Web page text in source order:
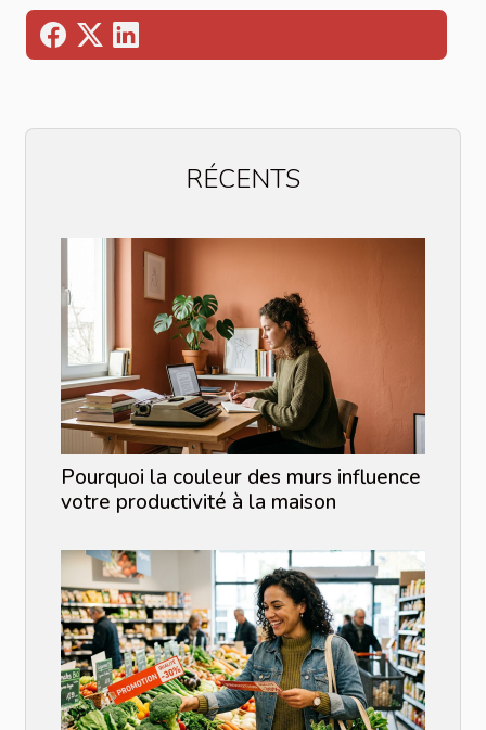
RÉCENTS
Pourquoi la couleur des murs influence
votre productivité à la maison